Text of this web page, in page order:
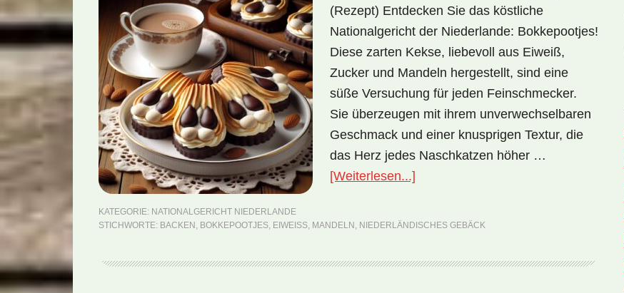
(Rezept) Entdecken Sie das köstliche
Nationalgericht der Niederlande: Bokkepootjes!
Diese zarten Kekse, liebevoll aus Eiweiß,
Zucker und Mandeln hergestellt, sind eine
süße Versuchung für jeden Feinschmecker.
Sie überzeugen mit ihrem unverwechselbaren
Geschmack und einer knusprigen Textur, die
das Herz jedes Naschkatzen höher …
[Weiterlesen...]
Bokkepootjes
KATEGORIE: NATIONALGERICHT NIEDERLANDE
STICHWORTE: BACKEN , BOKKEPOOTJES, EIWEISS , MANDELN , NIEDERLÄNDISCHES GEBÄCK